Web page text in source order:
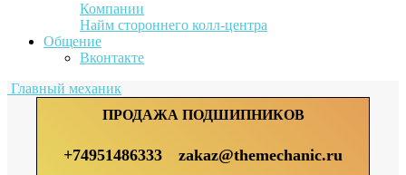
Компании
Найм стороннего колл-центра
Общение
Вконтакте
Главный механик
ПРОДАЖА ПОДШИПНИКОВ
+74951486333 zakaz@themechanic.ru